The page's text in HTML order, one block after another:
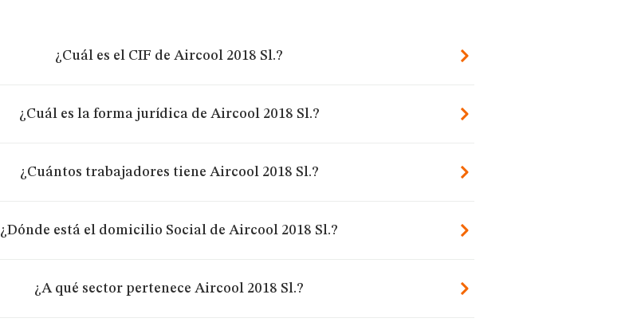
¿Cuál es el CIF de Aircool 2018 Sl.?
¿Cuál es la forma jurídica de Aircool 2018 Sl.?
¿Cuántos trabajadores tiene Aircool 2018 Sl.?
¿Dónde está el domicilio Social de Aircool 2018 Sl.?
¿A qué sector pertenece Aircool 2018 Sl.?